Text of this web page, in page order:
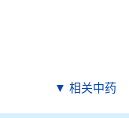
▼ 相关中药